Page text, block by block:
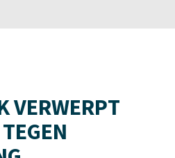
VERWERPT